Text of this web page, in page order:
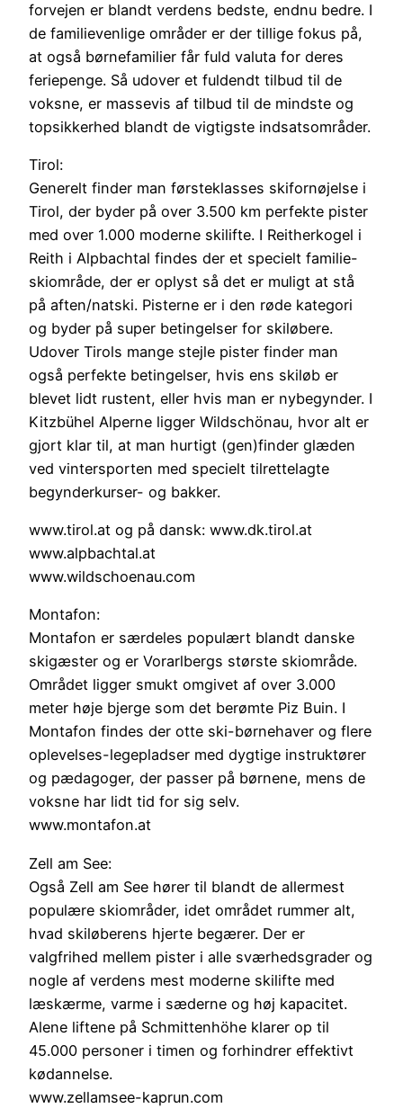
forvejen er blandt verdens bedste, endnu bedre. I
de familievenlige områder er der tillige fokus på,
at også børnefamilier får fuld valuta for deres
feriepenge. Så udover et fuldendt tilbud til de
voksne, er massevis af tilbud til de mindste og
topsikkerhed blandt de vigtigste indsatsområder.
Tirol:
Generelt finder man førsteklasses skifornøjelse i
Tirol, der byder på over 3.500 km perfekte pister
med over 1.000 moderne skilifte. I Reitherkogel i
Reith i Alpbachtal findes der et specielt familie-
skiområde, der er oplyst så det er muligt at stå
på aften/natski. Pisterne er i den røde kategori
og byder på super betingelser for skiløbere.
Udover Tirols mange stejle pister finder man
også perfekte betingelser, hvis ens skiløb er
blevet lidt rustent, eller hvis man er nybegynder. I
Kitzbühel Alperne ligger Wildschönau, hvor alt er
gjort klar til, at man hurtigt (gen)finder glæden
ved vintersporten med specielt tilrettelagte
begynderkurser- og bakker.
www.tirol.at og på dansk: www.dk.tirol.at
www.alpbachtal.at
www.wildschoenau.com
Montafon:
Montafon er særdeles populært blandt danske
skigæster og er Vorarlbergs største skiområde.
Området ligger smukt omgivet af over 3.000
meter høje bjerge som det berømte Piz Buin. I
Montafon findes der otte ski-børnehaver og flere
oplevelses-legepladser med dygtige instruktører
og pædagoger, der passer på børnene, mens de
voksne har lidt tid for sig selv.
www.montafon.at
Zell am See:
Også Zell am See hører til blandt de allermest
populære skiområder, idet området rummer alt,
hvad skiløberens hjerte begærer. Der er
valgfrihed mellem pister i alle sværhedsgrader og
nogle af verdens mest moderne skilifte med
læskærme, varme i sæderne og høj kapacitet.
Alene liftene på Schmittenhöhe klarer op til
45.000 personer i timen og forhindrer effektivt
kødannelse.
www.zellamsee-kaprun.com